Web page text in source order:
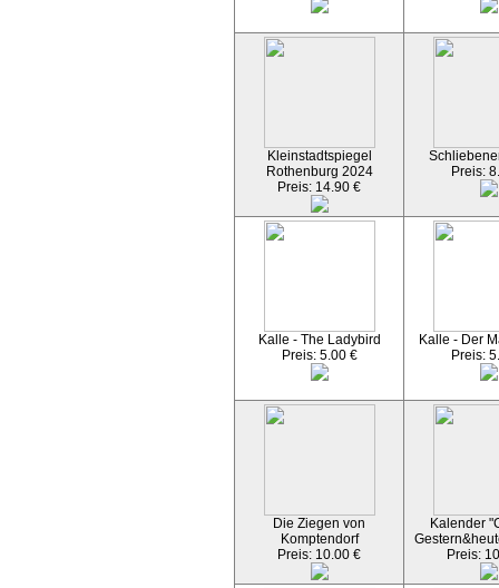
Kleinstadtspiegel
Rothenburg 2024
Preis: 14.90 €
Preis:
Kalle - The Ladybird
Preis: 5.00 €
Kalle - Der
Preis:
Die Ziegen von
Komptendorf
Preis: 10.00 €
Kalender
Preis: